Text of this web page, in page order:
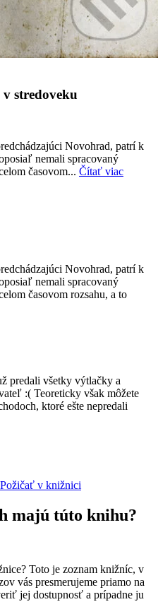
v stredoveku
Novohrad, patrí k
nemali spracovaný
časovom... Čítať viac
Novohrad, patrí k
nemali spracovaný
časovom rozsahu, a to
predali všetky výtlačky a
:( Teoreticky však môžete
ktoré ešte nepredali
Požičať v knižnici
majú túto knihu?
Toto je zoznam knižníc, v
vás presmerujeme priamo na
jej dostupnosť a prípadne ju